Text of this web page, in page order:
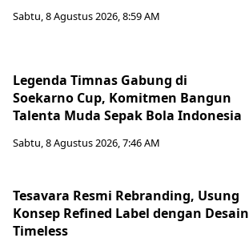
Sabtu, 8 Agustus 2026, 8:59 AM
Legenda Timnas Gabung di
Soekarno Cup, Komitmen Bangun
Talenta Muda Sepak Bola Indonesia
Sabtu, 8 Agustus 2026, 7:46 AM
Tesavara Resmi Rebranding, Usung
Konsep Refined Label dengan Desain
Timeless